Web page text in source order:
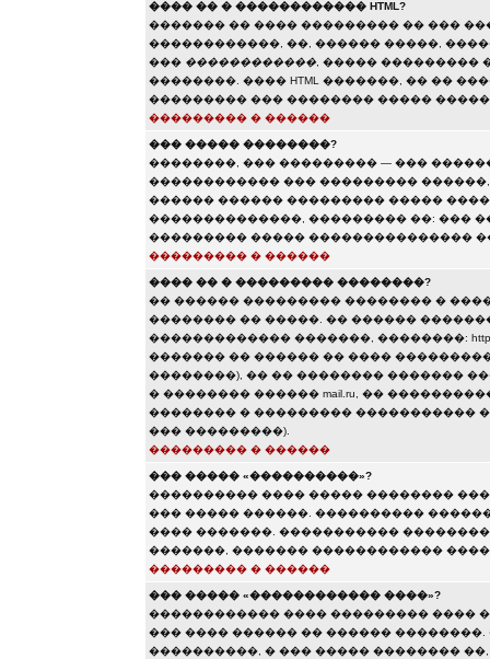
���� �� � ������������ HTML?
������� �� ���� ��������� �� ���
������������, ��, ������ �����,
��� ������������, ����� ���������
��������. ���� HTML �������, �� ��
��������� ��� �������� �����
��������� � ������
��� ����� ��������?
��������, ��� ��������� — ���
������������ ��� ���������
������ ������ ��������� �����
��������������, ��������� ��: ���
��������� ����� ���������������
��������� � ������
���� �� � ��������� ��������?
�� ������ ��������� �������� �
�������� �� �����. �� ������
������������� �������, ��������: http://
������� �� ������ �� ����
��������), �� �� �������� �������
� �������� ������ mail.ru, ��
�������� � ��������� ����������� ���
��� ���������).
��������� � ������
��� ����� «����������»?
���������� ���� ����� ��������
��� ����� ������. ����������
���� �������. �����������
�������, ������� ������������
��������� � ������
��� ����� «������������ ����»?
������������ ���� ��������� ����
��� ���� ������ �� ������
����������, � ��� ����� ��������